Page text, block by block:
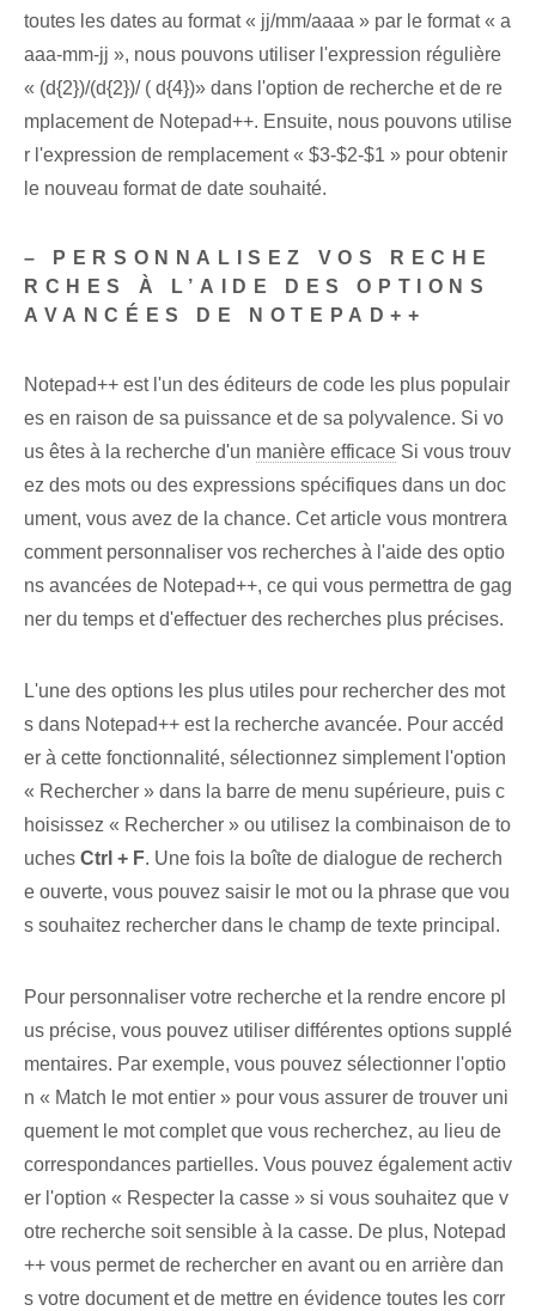
toutes les dates au format « jj/mm/aaaa » par le format « a
aaa-mm-jj », nous pouvons utiliser l'expression régulière
« (d{2})/(d{2})/ ( d{4})» dans l'option de recherche et de re
mplacement de Notepad++. Ensuite, nous pouvons utilise
r l'expression de remplacement « $3-$2-$1 » pour obtenir
le nouveau format de date souhaité.
– PERSONNALISEZ VOS RECHE
RCHES À L’AIDE DES OPTIONS
AVANCÉES DE NOTEPAD++
Notepad++ est l'un des éditeurs de code les plus populair
es en raison de sa puissance et de sa polyvalence. Si vo
us êtes à la recherche d'un manière efficace Si vous trouv
ez des mots ou des expressions spécifiques dans un doc
ument, vous avez de la chance. Cet article vous montrera
comment personnaliser vos recherches à l'aide des optio
ns avancées de Notepad++, ce qui vous permettra de gag
ner du temps et d'effectuer des recherches plus précises.
L'une des options les plus utiles pour rechercher des mot
s dans Notepad++ est la recherche avancée. Pour accéd
er à cette fonctionnalité, sélectionnez simplement l'option
« Rechercher » dans la barre de menu supérieure, puis c
hoisissez « Rechercher » ou utilisez la combinaison de to
uches Ctrl + F. Une fois la boîte de dialogue de recherch
e ouverte, vous pouvez saisir le mot ou la phrase que vou
s souhaitez rechercher dans le champ de texte principal.
Pour personnaliser votre recherche et la rendre encore pl
us précise, vous pouvez utiliser différentes options supplé
mentaires. Par exemple, vous pouvez sélectionner l'optio
n « Match le mot entier » pour vous assurer de trouver uni
quement le mot complet que vous recherchez, au lieu de
correspondances partielles. Vous pouvez également activ
er l'option « Respecter la casse » si vous souhaitez que v
otre recherche soit sensible à la casse. De plus, Notepad
++ vous permet de rechercher en avant ou en arrière dan
s votre document et de mettre en évidence toutes les corr